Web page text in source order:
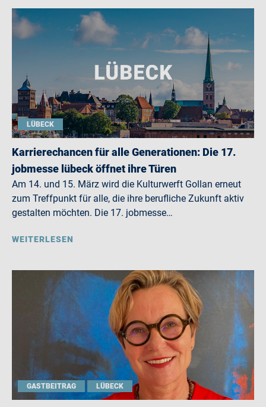
LÜBECK
Karrierechancen für alle Generationen: Die 17.
jobmesse lübeck öffnet ihre Türen
Am 14. und 15. März wird die Kulturwerft Gollan erneut
zum Treffpunkt für alle, die ihre berufliche Zukunft aktiv
gestalten möchten. Die 17. jobmesse…
WEITERLESEN
GASTBEITRAG LÜBECK